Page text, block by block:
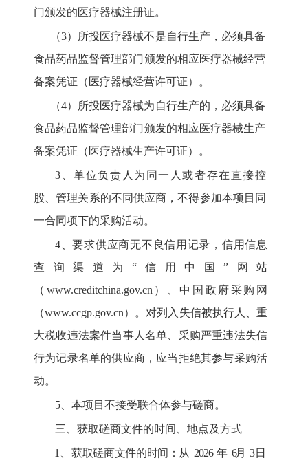
门颁发的医疗器械注册证。
（3）所投医疗器械不是自行生产，必须具备
食品药品监督管理部门颁发的相应医疗器械经营
备案凭证（医疗器械经营许可证）。
（4）所投医疗器械为自行生产的，必须具备
食品药品监督管理部门颁发的相应医疗器械生产
备案凭证（医疗器械生产许可证）。
3 、单位负责人为同一人或者存在直接控
股、管理关系的不同供应商 ，不得参加本项目同
一合同项下的采购活动。
4 、要求供应商无不良信用记录，信用信息
查询渠道 为 “信用中国”网站
（www.creditchina.gov.cn）、中国政府采购网
（www.ccgp.gov.cn）
。 对列入失信被执行人、重
大税收违法案件当事人名单、采购严重违法失信
行为记录名单的供应商，应当拒绝其参与采购活
动。
5 本项目不接受联合体参与磋商。
三、获取磋商文件的时间、地点及方式
1 、获取磋商文件的时间：从 2026 年 6月 3日